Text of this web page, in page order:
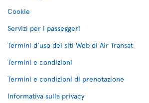
Cookie
Servizi per i passeggeri
Termini d'uso dei siti Web di Air Transat
Termini e condizioni
Termini e condizioni di prenotazione
Informativa sulla privacy